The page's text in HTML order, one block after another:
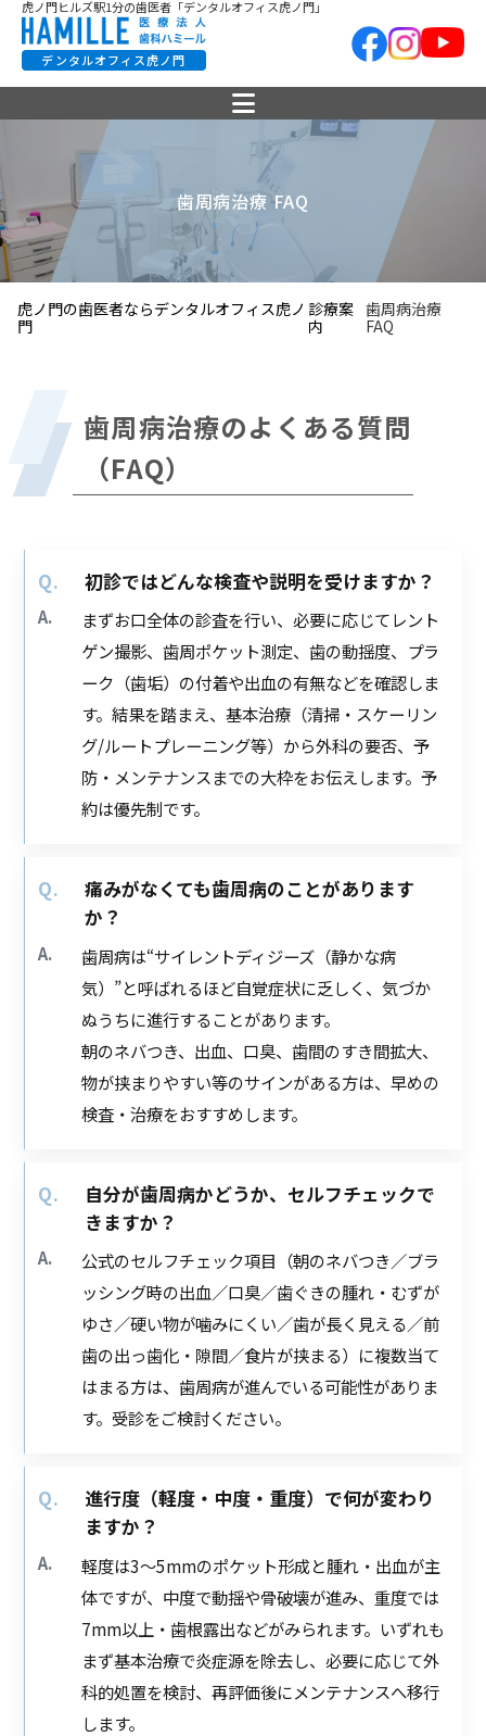
虎ノ門ヒルズ駅1分の歯医者「デンタルオフィス虎ノ門」
デンタルオフィス虎ノ門
歯周病治療 FAQ
虎ノ門の歯医者ならデンタルオフィス虎ノ
門
診療案
内
歯周病治療
FAQ
歯周病治療のよくある質問
（FAQ）
初診ではどんな検査や説明を受けますか？
まずお口全体の診査を行い、必要に応じてレント
ゲン撮影、歯周ポケット測定、歯の動揺度、プラ
ーク（歯垢）の付着や出血の有無などを確認しま
す。結果を踏まえ、基本治療（清掃・スケーリン
グ/ルートプレーニング等）から外科の要否、予
防・メンテナンスまでの大枠をお伝えします。予
約は優先制です。
痛みがなくても歯周病のことがあります
か？
歯周病は“サイレントディジーズ（静かな病
気）”と呼ばれるほど自覚症状に乏しく、気づか
ぬうちに進行することがあります。
朝のネバつき、出血、口臭、歯間のすき間拡大、
物が挟まりやすい等のサインがある方は、早めの
検査・治療をおすすめします。
自分が歯周病かどうか、セルフチェックで
きますか？
公式のセルフチェック項目（朝のネバつき／ブラ
ッシング時の出血／口臭／歯ぐきの腫れ・むずが
ゆさ／硬い物が噛みにくい／歯が長く見える／前
歯の出っ歯化・隙間／食片が挟まる）に複数当て
はまる方は、歯周病が進んでいる可能性がありま
す。受診をご検討ください。
進行度（軽度・中度・重度）で何が変わり
ますか？
軽度は3〜5mmのポケット形成と腫れ・出血が主
体ですが、中度で動揺や骨破壊が進み、重度では
7mm以上・歯根露出などがみられます。いずれも
まず基本治療で炎症源を除去し、必要に応じて外
科的処置を検討、再評価後にメンテナンスへ移行
します。